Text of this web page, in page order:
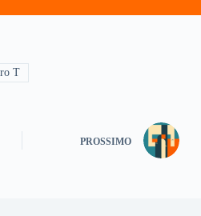
T
PROSSIMO